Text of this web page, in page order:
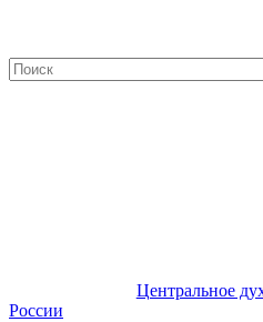
Центральное
России